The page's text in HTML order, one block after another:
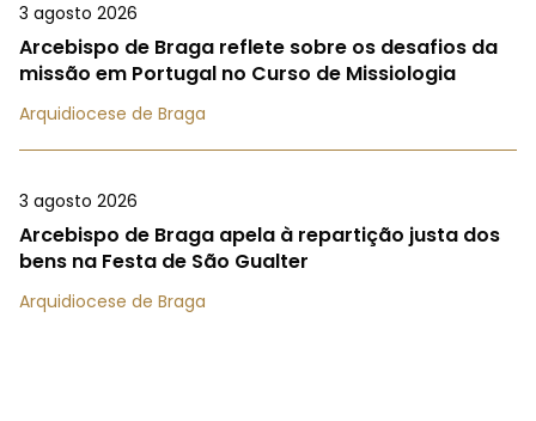
3 agosto 2026
Arcebispo de Braga reflete sobre os desafios da
missão em Portugal no Curso de Missiologia
Arquidiocese de Braga
3 agosto 2026
Arcebispo de Braga apela à repartição justa dos
bens na Festa de São Gualter
Arquidiocese de Braga